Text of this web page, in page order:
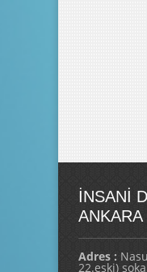
İNSANI
Adres :
22.eski)